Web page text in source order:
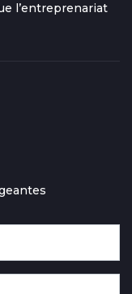
l’entreprenariat